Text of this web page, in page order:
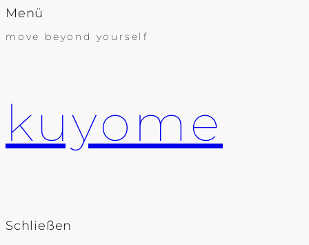
Menü
move beyond yourself
kuyome
Schließen